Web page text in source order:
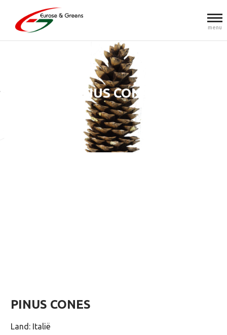
menu
PINUS CONES
PINUS CONES
Land: Italië